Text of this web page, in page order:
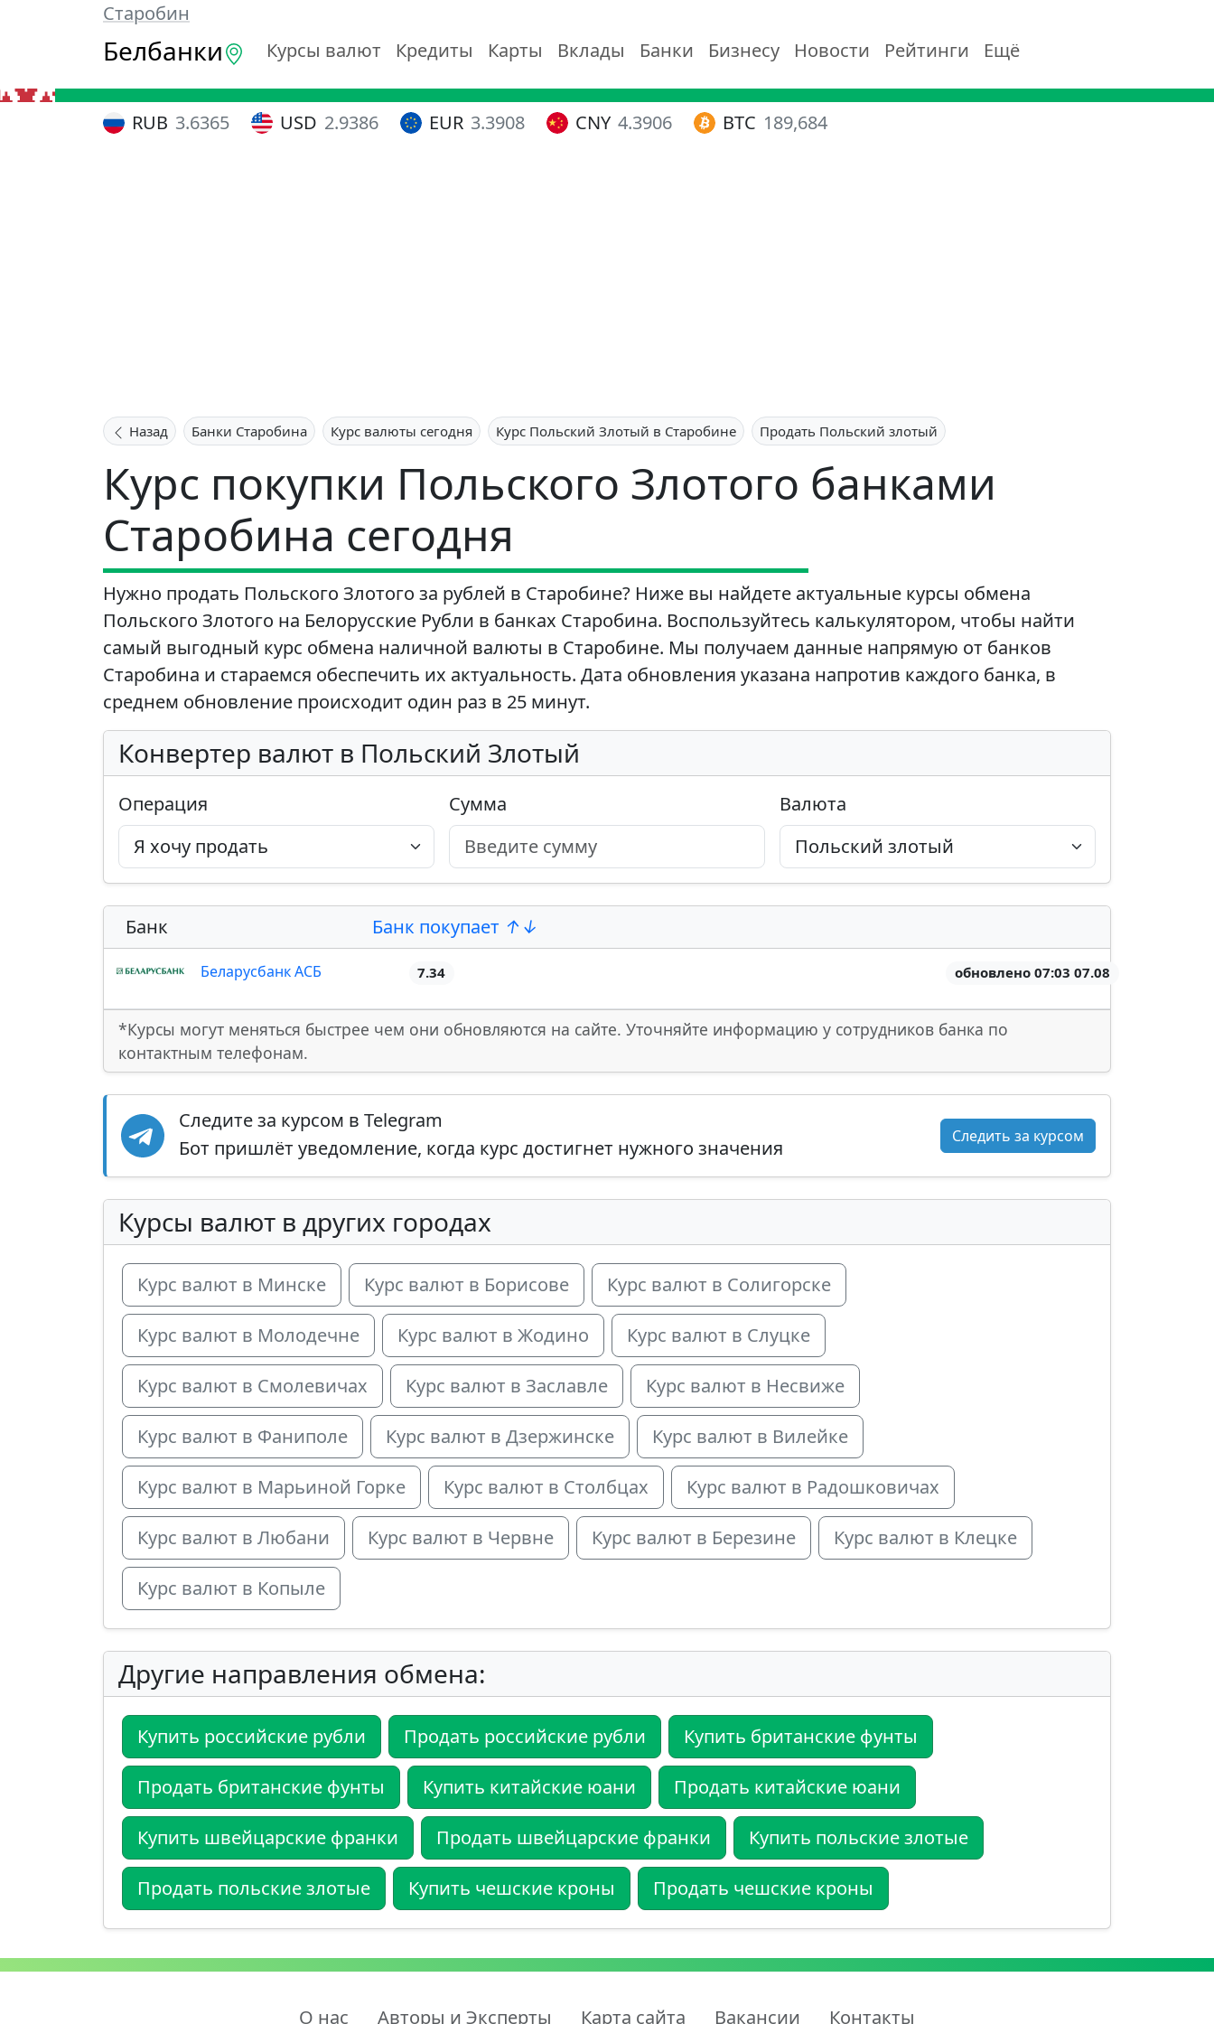
Старобин
Белбанки Курсы валют Кредиты Карты Вклады Банки Бизнесу Новости Рейтинги Ещё
RUB 3.6365 USD 2.9386 EUR 3.3908 CNY 4.3906 BTC 189,684
Назад Банки Старобина Курс валюты сегодня Курс Польский Злотый в Старобине Продать Польский злотый
Курс покупки Польского Злотого банками
Старобина сегодня
Нужно продать Польского Злотого за рублей в Старобине? Ниже вы найдете актуальные курсы обмена
Польского Злотого на Белорусские Рубли в банках Старобина. Воспользуйтесь калькулятором, чтобы найти
самый выгодный курс обмена наличной валюты в Старобине. Мы получаем данные напрямую от банков
Старобина и стараемся обеспечить их актуальность. Дата обновления указана напротив каждого банка, в
среднем обновление происходит один раз в 25 минут.
Конвертер валют в Польский Злотый
Операция Сумма Валюта
Банк Банк покупает
Беларусбанк АСБ 7.34 обновлено 07:03 07.08
*Курсы могут меняться быстрее чем они обновляются на сайте. Уточняйте информацию у сотрудников банка по
контактным телефонам.
Следите за курсом в Telegram
Бот пришлёт уведомление, когда курс достигнет нужного значения
Следить за курсом
Курсы валют в других городах
Курс валют в Минске Курс валют в Борисове Курс валют в Солигорске
Курс валют в Молодечне Курс валют в Жодино Курс валют в Слуцке
Курс валют в Смолевичах Курс валют в Заславле Курс валют в Несвиже
Курс валют в Фаниполе Курс валют в Дзержинске Курс валют в Вилейке
Курс валют в Марьиной Горке Курс валют в Столбцах Курс валют в Радошковичах
Курс валют в Любани Курс валют в Червне Курс валют в Березине Курс валют в Клецке
Курс валют в Копыле
Другие направления обмена:
Купить российские рубли Продать российские рубли Купить британские фунты
Продать британские фунты Купить китайские юани Продать китайские юани
Купить швейцарские франки Продать швейцарские франки Купить польские злотые
Продать польские злотые Купить чешские кроны Продать чешские кроны
О нас Авторы и Эксперты Карта сайта Вакансии Контакты